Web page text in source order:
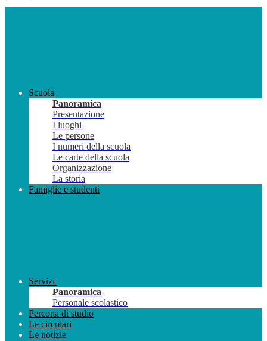
Scuola
Panoramica
Presentazione
I luoghi
Le persone
I numeri della scuola
Le carte della scuola
Organizzazione
La storia
Famiglie e studenti
Servizi
Panoramica
Personale scolastico
Percorsi di studio
Le circolari
Le notizie